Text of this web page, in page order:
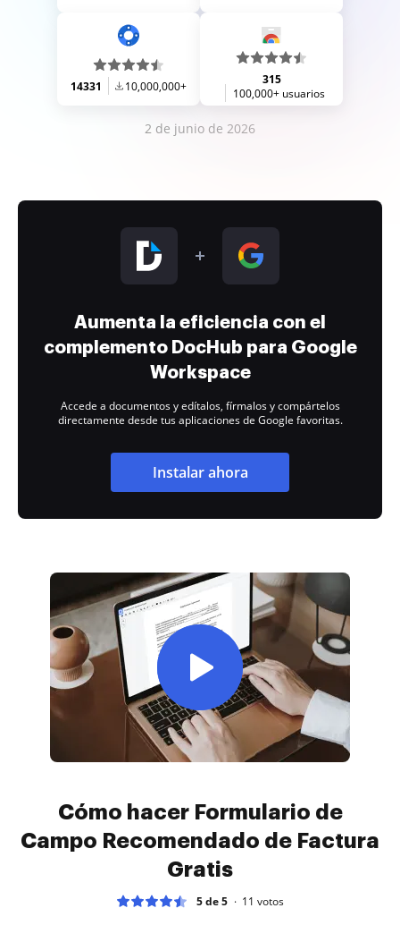
14331 10,000,000+
315
100,000+ usuarios
2 de junio de 2026
Aumenta la eficiencia con el
complemento DocHub para Google
Workspace
Accede a documentos y edítalos, fírmalos y compártelos
directamente desde tus aplicaciones de Google favoritas.
Instalar ahora
Cómo hacer Formulario de
Campo Recomendado de Factura
Gratis
5 de 5 11 votos